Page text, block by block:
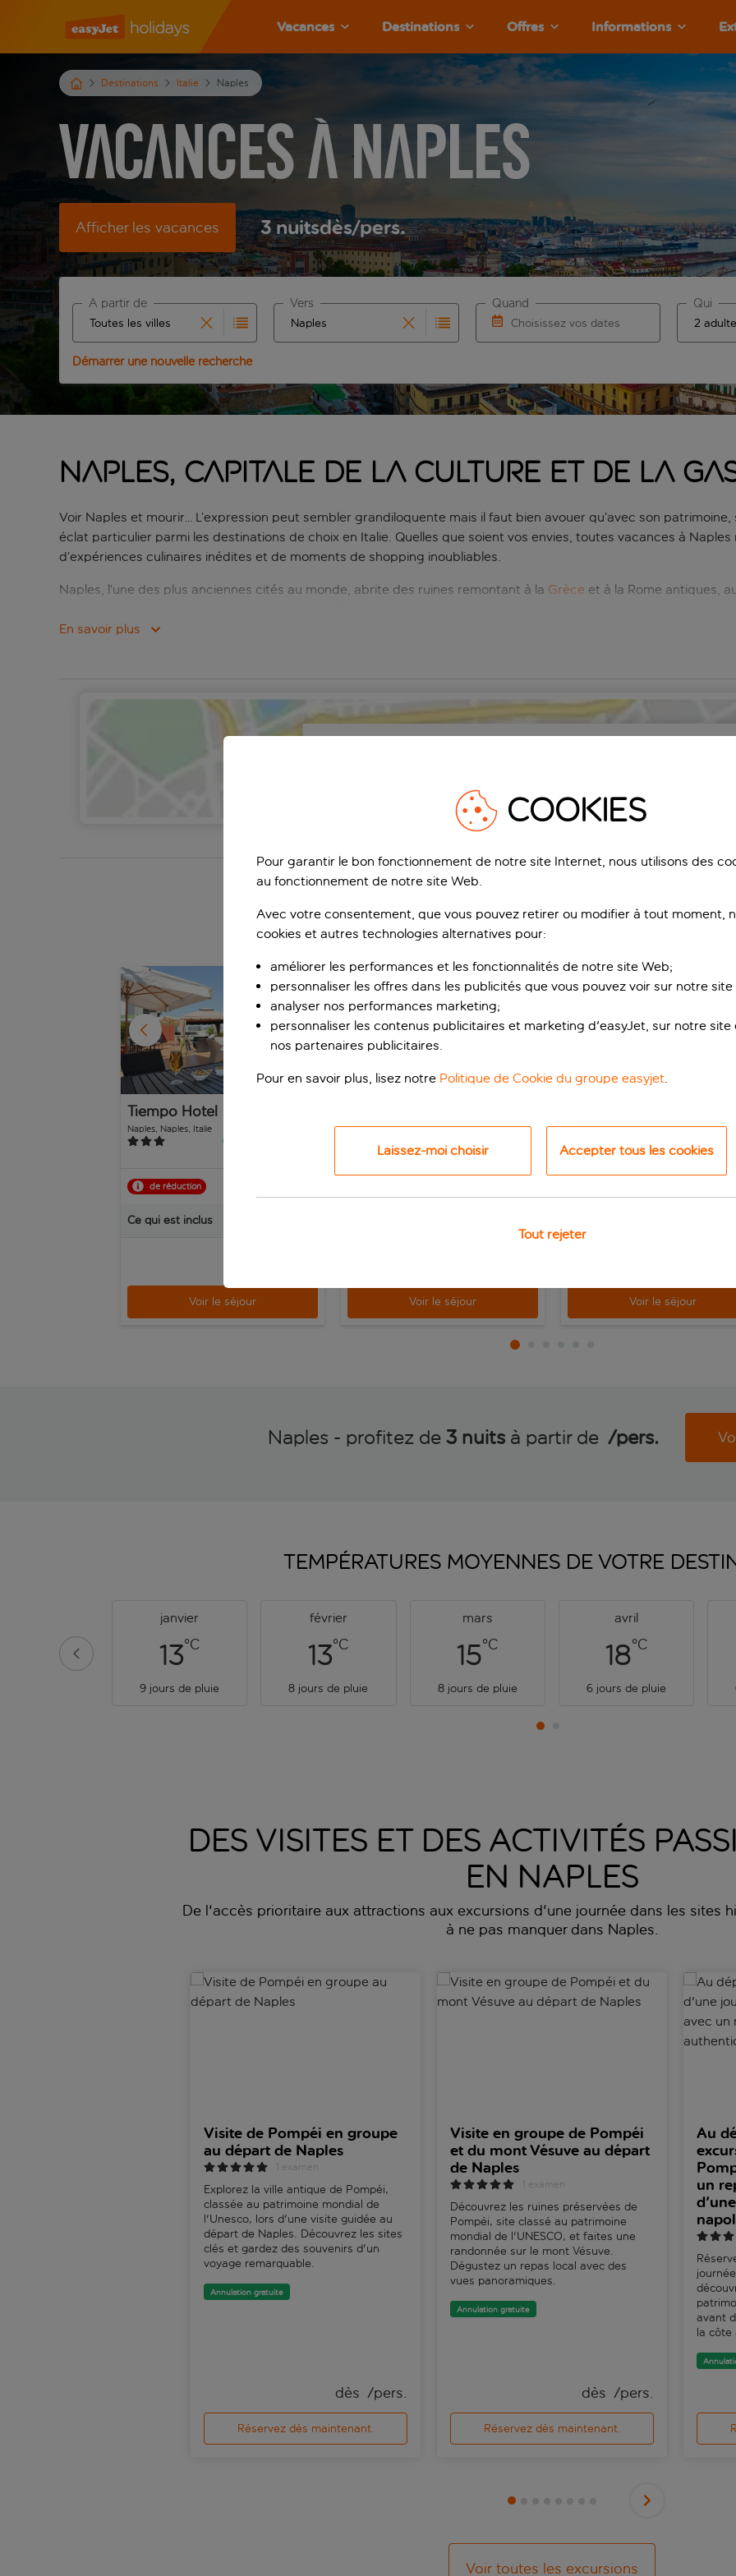
Vacances Destinations Offres Informations
Destinations Italie Naples
Vacances à Naples
Afficher les vacances 3nuitsdès/pers.
Commencez à taper pour la saisie automatique. Lorsque les résultats de saisie automatique sont disponibles
À partir de
Commencez à taper pour la saisie automatique. Lorsque les résultats de la
Vers
Choisissez vos dates
Quand Qui
Démarrer une nouvelle recherche
Naples, capitale de la culture et de la
Voir Naples et mourir… L’expression peut sembler grandiloquente mais il faut bien avouer qu’avec son
éclat particulier parmi les destinations de choix en Italie. Quelles que soient vos envies, toutes vacances à
d’expériences culinaires inédites et de moments de shopping inoubliables.
Naples, l’une des plus anciennes cités au monde, abrite des ruines remontant à la Grèce et à la Rome antiques,
centre important d’activités ainsi que la troisième plus grande ville d’Italie. S’y trouvent de magnifiques musées
sfogliatella feuilletée ? Lors de vos vacances à Naples, parcourez inlassablement son magnifique front de mer et
En savoir plus
Séjours qui pourraient vous
Tiempo Hotel
Naples, Naples, Italie
de réduction
Ce qui est inclus
Voir le séjour
Naples, Naples, Italie
Voir le séjour
Garibaldi
Ce qui est inclus
Voir le séjour
Naples - profitez de 3 nuitsà partir de /pers.
TEMPÉRATURES MOYENNES DE VOTRE
janvier
13°C
9 jours de pluie
février
13°C
8 jours de pluie
mars
15°C
8 jours de pluie
avril
18°C
6 jours de pluie
DES VISITES ET DES ACTIVITÉS
EN NAPLES
De l'accès prioritaire aux attractions aux excursions d'une journée dans les sites
à ne pas manquer dans Naples.
Visite de Pompéi en groupe au départ de Naples
Visite de Pompéi en groupe
au départ de Naples
1 examen
Explorez la ville antique de Pompéi,
classée au patrimoine mondial de
l'Unesco, lors d'une visite guidée au
départ de Naples. Découvrez les sites
clés et gardez des souvenirs d'un
voyage remarquable.
Annulation gratuite
dès /pers.
Réservez dès maintenant.
Visite en groupe de Pompéi et du mont Vésuve
Visite en groupe de Pompéi
et du mont Vésuve au départ
de Naples
1 examen
Découvrez les ruines préservées de
Pompéi, site classé au patrimoine
mondial de l'UNESCO, et faites une
randonnée sur le mont Vésuve.
Dégustez un repas local avec des
vues panoramiques.
Annulation gratuite
dès /pers.
Réservez dès maintenant.
Au
Au
un
avant
la côte
Voir toutes les excursions
COOKIES
Pour garantir le bon fonctionnement de notre site Internet, nous utilisons des
au fonctionnement de notre site Web.
Avec votre consentement, que vous pouvez retirer ou modifier à tout moment,
cookies et autres technologies alternatives pour:
améliorer les performances et les fonctionnalités de notre site Web;
personnaliser les offres dans les publicités que vous pouvez voir sur notre site
analyser nos performances marketing;
personnaliser les contenus publicitaires et marketing d'easyJet, sur notre site
nos partenaires publicitaires.
Pour en savoir plus, lisez notre Politique de Cookie du groupe easyjet.
Laissez-moi choisir Accepter tous les cookies
Tout rejeter